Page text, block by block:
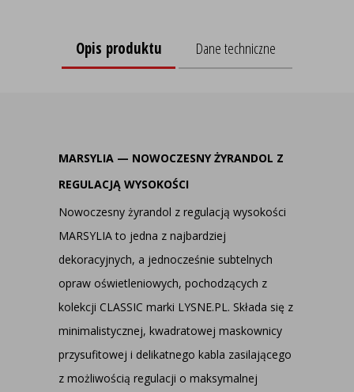
Opis produktu Dane techniczne
MARSYLIA — NOWOCZESNY ŻYRANDOL Z
REGULACJĄ WYSOKOŚCI
Nowoczesny żyrandol z regulacją wysokości
MARSYLIA to jedna z najbardziej
dekoracyjnych, a jednocześnie subtelnych
opraw oświetleniowych, pochodzących z
kolekcji CLASSIC marki LYSNE.PL. Składa się z
minimalistycznej, kwadratowej maskownicy
przysufitowej i delikatnego kabla zasilającego
z możliwością regulacji o maksymalnej